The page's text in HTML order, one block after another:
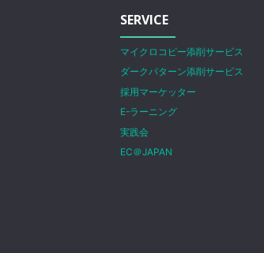
SERVICE
マイクロコピー添削サービス
ダークパターン添削サービス
採用マーケッター
E-ラーニング
実践会
EC＠JAPAN